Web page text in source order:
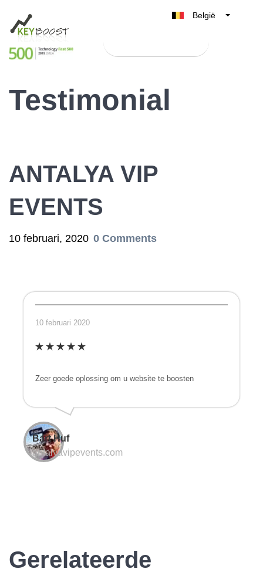
België
Nederland
Testimonial
ANTALYA VIP
EVENTS
10 februari, 2020 0 Comments
10 februari 2020
Zeer goede oplossing om u website te boosten
Bart Huf
antalyavipevents.com
Gerelateerde